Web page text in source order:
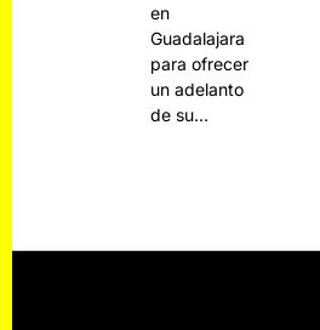
en
Guadalajara
para ofrecer
un adelanto
de su…